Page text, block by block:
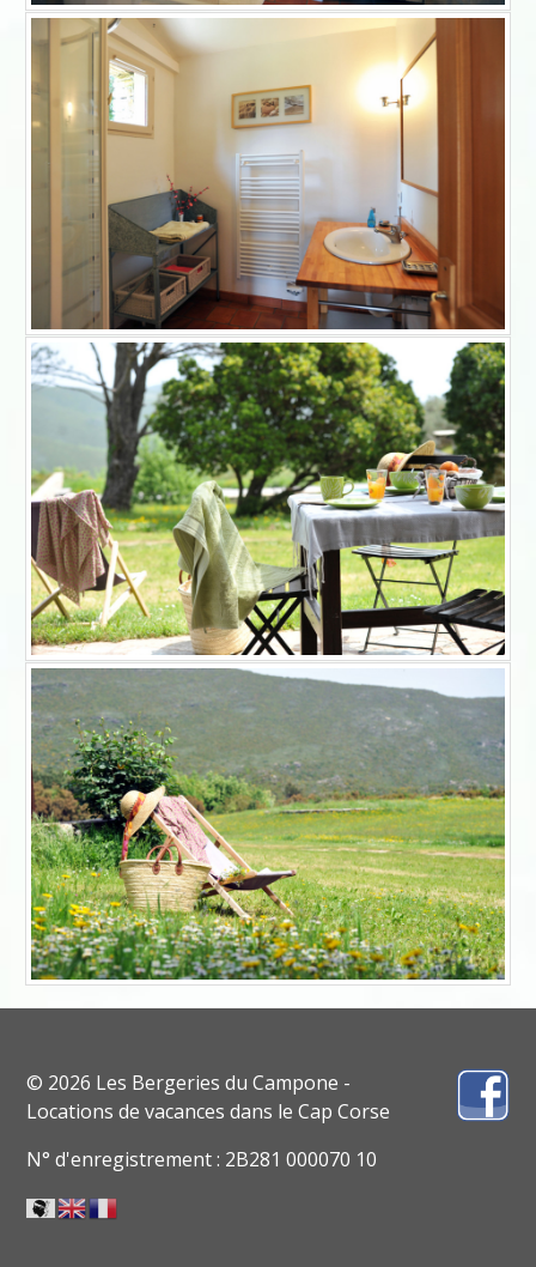
© 2026 Les Bergeries du Campone -
Locations de vacances dans le Cap Corse
N° d'enregistrement : 2B281 000070 10